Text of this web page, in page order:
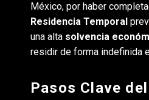
México, por haber
Residencia Temporal
una alta solvencia
residir de forma indefinida
Pasos Clave